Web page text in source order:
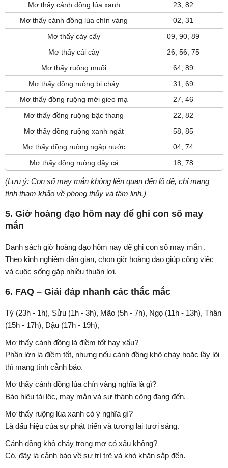
Mơ thấy cánh đồng lúa xanh
23, 82
Mơ thấy cánh đồng lúa chín vàng
02, 31
Mơ thấy cày cấy
09, 90, 89
Mơ thấy cái cày
26, 56, 75
Mơ thấy ruộng muối
64, 89
Mơ thấy đồng ruộng bị cháy
31, 69
Mơ thấy đồng ruộng mới gieo mạ
27, 46
Mơ thấy đồng ruộng bậc thang
22, 82
Mơ thấy đồng ruộng xanh ngát
58, 85
Mơ thấy đồng ruộng ngập nước
04, 74
Mơ thấy đồng ruộng đầy cá
18, 78
(Lưu ý: Con số may mắn không liên quan đến lô đề, chỉ mang
tính tham khảo về phong thủy và tâm linh.)
5. Giờ hoàng đạo hôm nay để ghi con số may
mắn
Danh sách giờ hoàng đạo hôm nay để ghi con số may mắn .
Theo kinh nghiệm dân gian, chọn giờ hoàng đạo giúp công việc
và cuộc sống gặp nhiều thuận lợi.
6. FAQ – Giải đáp nhanh các thắc mắc
Tý (23h - 1h), Sửu (1h - 3h), Mão (5h - 7h), Ngọ (11h - 13h), Thân
(15h - 17h), Dậu (17h - 19h),
Mơ thấy cánh đồng là điềm tốt hay xấu?
Phần lớn là điềm tốt, nhưng nếu cánh đồng khô cháy hoặc lầy lội
thì mang tính cảnh báo.
Mơ thấy cánh đồng lúa chín vàng nghĩa là gì?
Báo hiệu tài lộc, may mắn và sự thành công đang đến.
Mơ thấy ruộng lúa xanh có ý nghĩa gì?
Là dấu hiệu của sự phát triển và tương lai tươi sáng.
Cánh đồng khô cháy trong mơ có xấu không?
Có, đây là cảnh báo về sự trì trệ và khó khăn sắp đến.